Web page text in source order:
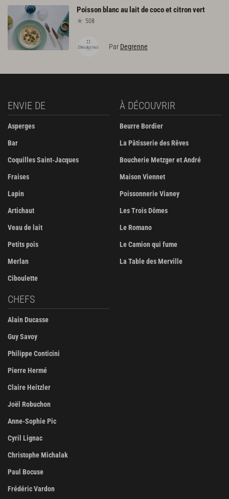
Poisson blancau laitdecocoetcitronvert
508
Par Degrenne
ENVIE DE
Asperges
Bar
Coquilles Saint-Jacques
Fraises
Lapin
Artichaut
Veau de lait
Petits pois
Merlan
Ciboulette
À DÉCOUVRIR
Beurre Bordier
La Pâtisserie des Rêves
Boucherie Metzger et André
Maison Viennet
Poissonnerie Vianey
Les Trois Dômes
Le Romano
Le Camion qui fume
La Table des Merville
CHEFS
Alain Ducasse
Guy Savoy
Philippe Conticini
Pierre Hermé
Claire Heitzler
Joël Robuchon
Anne-Sophie Pic
Cyril Lignac
Christophe Michalak
Paul Bocuse
Frédéric Vardon